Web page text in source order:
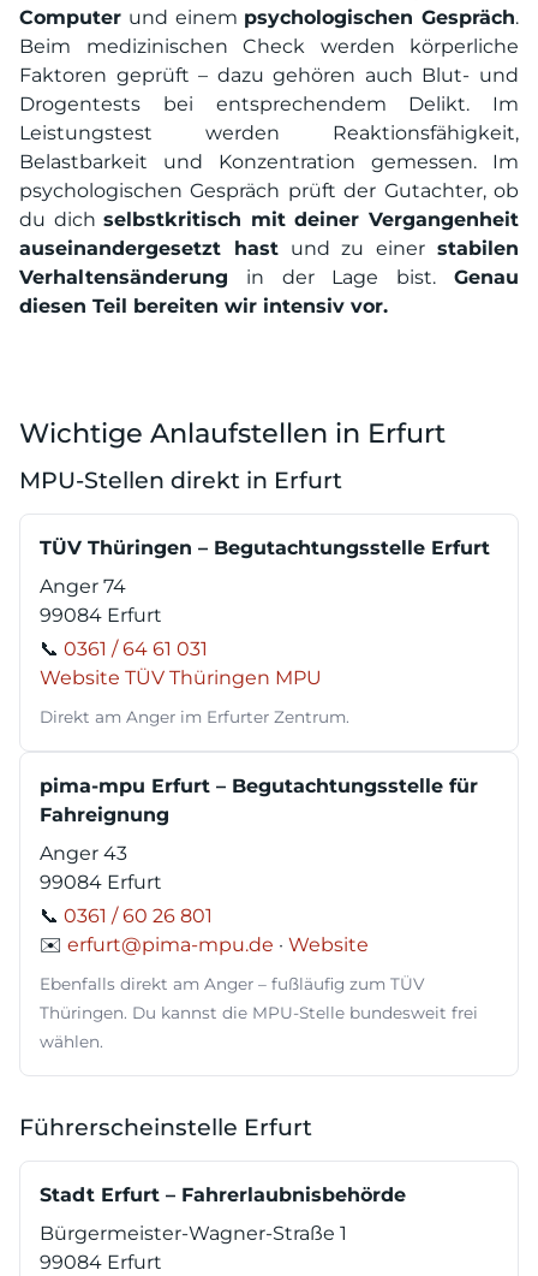
Computer und einem psychologischen Gespräch.
Beim medizinischen Check werden körperliche
Faktoren geprüft – dazu gehören auch Blut- und
Drogentests bei entsprechendem Delikt. Im
Leistungstest werden Reaktionsfähigkeit,
Belastbarkeit und Konzentration gemessen. Im
psychologischen Gespräch prüft der Gutachter, ob
du dichselbstkritisch mit deiner Vergangenheit
auseinandergesetzt hastund zu einerstabilen
Verhaltensänderung in der Lage bist. Genau
diesen Teil bereiten wir intensiv vor.
Wichtige Anlaufstellen in Erfurt
MPU-Stellen direkt in Erfurt
TÜV Thüringen – Begutachtungsstelle Erfurt
Anger 74
99084 Erfurt
📞 0361 / 64 61 031
Website TÜV Thüringen MPU
Direkt am Anger im Erfurter Zentrum.
pima-mpu Erfurt – Begutachtungsstelle für
Fahreignung
Anger 43
99084 Erfurt
📞 0361 / 60 26 801
✉️ erfurt@pima-mpu.de · Website
Ebenfalls direkt am Anger – fußläufig zum TÜV
Thüringen. Du kannst die MPU-Stelle bundesweit frei
wählen.
Führerscheinstelle Erfurt
Stadt Erfurt – Fahrerlaubnisbehörde
Bürgermeister-Wagner-Straße 1
99084 Erfurt